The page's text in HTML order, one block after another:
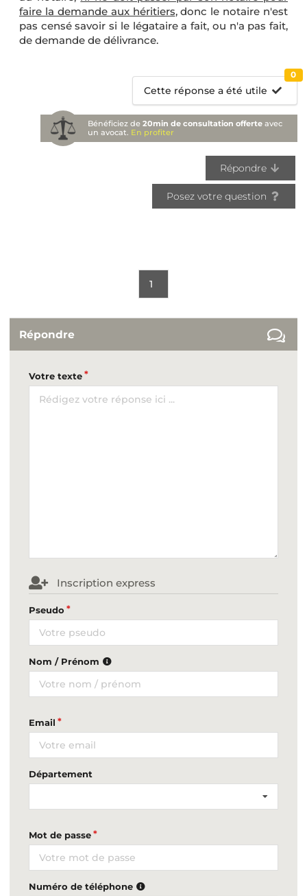
faire la demande aux héritiers, donc le notaire n'est
pas censé savoir si le légataire a fait, ou n'a pas fait,
de demande de délivrance.
Cette réponse a été utile
0
Bénéficiez de20min de consultation offerte avec
un avocat. En profiter
Répondre
Posez votre question
1
Répondre
Votre texte
Inscription express
Pseudo
Nom / Prénom
Email
Département
Mot de passe
Numéro de téléphone